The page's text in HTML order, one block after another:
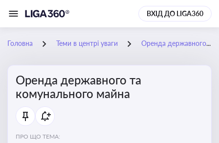
ВХІД ДО LIGA360
Головна Теми в центрі уваги Оренда державного та комунального майна
Оренда державного та
комунального майна
ПРО ЩО ТЕМА: